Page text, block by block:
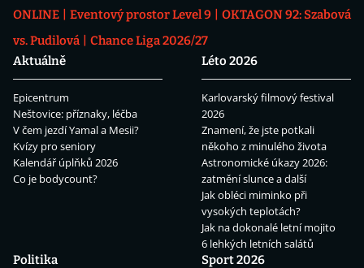
ONLINE
Eventový prostor Level 9
OKTAGON 92: Szabová
vs. Pudilová
Chance Liga 2026/27
Aktuálně
Epicentrum
Neštovice: příznaky, léčba
V čem jezdí Yamal a Mesii?
Kvízy pro seniory
Kalendář úplňků 2026
Co je bodycount?
Léto 2026
Karlovarský filmový festival
2026
Znamení, že jste potkali
někoho z minulého života
Astronomické úkazy 2026:
zatmění slunce a další
Jak obléci miminko při
vysokých teplotách?
Jak na dokonalé letní mojito
6 lehkých letních salátů
Politika
Sport 2026